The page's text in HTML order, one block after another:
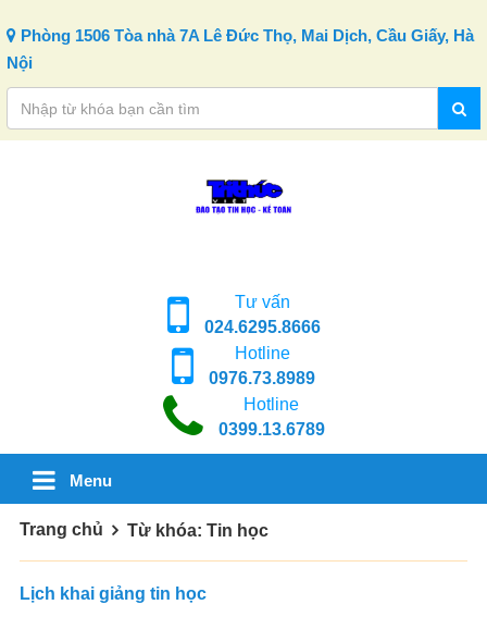
Phòng 1506 Tòa nhà 7A Lê Đức Thọ, Mai Dịch, Cầu Giấy, Hà
Nội
Tư vấn
024.6295.8666
Hotline
0976.73.8989
Hotline
0399.13.6789
Menu
Trang chủ Từ khóa: Tin học
Lịch khai giảng tin học